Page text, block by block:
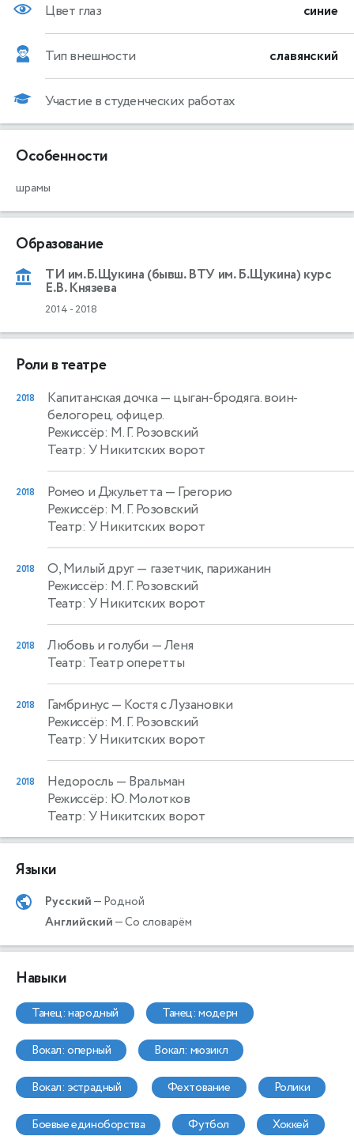
Цвет глаз синие
Тип внешности славянский
Участие в студенческих работах
Особенности
шрамы
Образование
ТИ им.Б.Щукина (бывш. ВТУ им. Б.Щукина) курс
Е.В. Князева
2014 - 2018
Роли в театре
2018 Капитанская дочка — цыган-бродяга. воин-
белогорец. офицер.
Режиссёр: М. Г. Розовский
Театр: У Никитских ворот
2018 Ромео и Джульетта — Грегорио
Режиссёр: М. Г. Розовский
Театр: У Никитских ворот
2018 О, Милый друг— газетчик, парижанин
Режиссёр: М. Г. Розовский
Театр: У Никитских ворот
2018 Любовь и голуби — Леня
Театр: Театр оперетты
2018 Гамбринус— Костя с Лузановки
Режиссёр: М. Г. Розовский
Театр: У Никитских ворот
2018 Недоросль — Вральман
Режиссёр: Ю. Молотков
Театр: У Никитских ворот
Языки
Русский— Родной
Английский— Со словарём
Навыки
танец: народный танец: модерн
вокал: оперный вокал: мюзикл
вокал: эстрадный фехтование ролики
боевые единоборства футбол хоккей